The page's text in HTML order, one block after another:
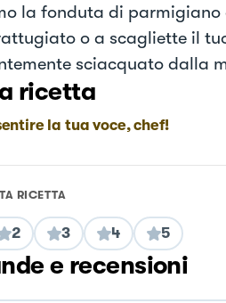
la fonduta di
o a scagliette il
sciacquato dalla
ricetta
la tua voce, chef!
RICETTA
2 3 4 5
e recensioni